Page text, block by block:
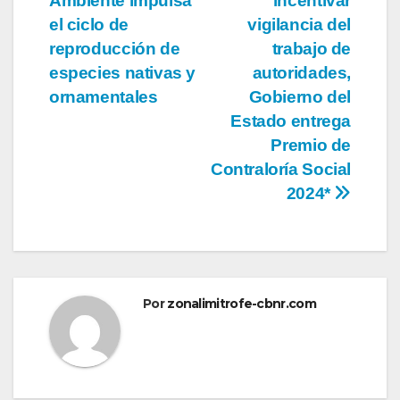
de
entradas
vigilancia del
trabajo de
autoridades,
Gobierno del
Estado entrega
Premio de
Contraloría Social
2024*
el ciclo de
reproducción de
especies nativas y
ornamentales
Porzonalimitrofe-cbnr.com